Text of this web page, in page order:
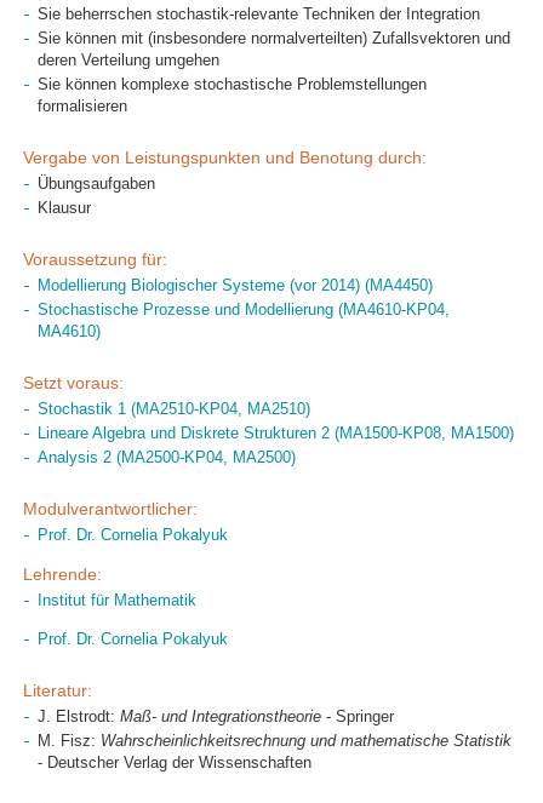
Sie beherrschen stochastik-relevante Techniken der Integration
Sie können mit (insbesondere normalverteilten) Zufallsvektoren und
deren Verteilung umgehen
Sie können komplexe stochastische Problemstellungen
formalisieren
Vergabe von Leistungspunkten und Benotung durch:
Übungsaufgaben
Klausur
Voraussetzung für:
Modellierung Biologischer Systeme (vor 2014) (MA4450)
Stochastische Prozesse und Modellierung (MA4610-KP04,
MA4610)
Setzt voraus:
Stochastik 1 (MA2510-KP04, MA2510)
Lineare Algebra und Diskrete Strukturen 2 (MA1500-KP08, MA1500)
Analysis 2 (MA2500-KP04, MA2500)
Modulverantwortlicher:
Prof. Dr. Cornelia Pokalyuk
Lehrende:
Institut für Mathematik
Prof. Dr. Cornelia Pokalyuk
Literatur:
J. Elstrodt: Maß- und Integrationstheorie - Springer
M. Fisz: Wahrscheinlichkeitsrechnung und mathematische Statistik
- Deutscher Verlag der Wissenschaften